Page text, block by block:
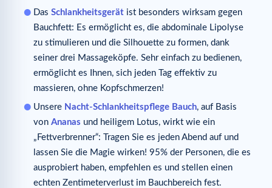
Das Schlankheitsgerät ist besonders wirksam gegen
Bauchfett: Es ermöglicht es, die abdominale Lipolyse
zu stimulieren und die Silhouette zu formen, dank
seiner drei Massageköpfe. Sehr einfach zu bedienen,
ermöglicht es Ihnen, sich jeden Tag effektiv zu
massieren, ohne Kopfschmerzen!
Unsere Nacht-Schlankheitspflege Bauch, auf Basis
von Ananas und heiligem Lotus, wirkt wie ein
„Fettverbrenner“: Tragen Sie es jeden Abend auf und
lassen Sie die Magie wirken! 95% der Personen, die es
ausprobiert haben, empfehlen es und stellen einen
echten Zentimeterverlust im Bauchbereich fest.